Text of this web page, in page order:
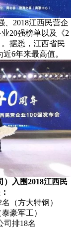
、2018江西民营企
20强榜单以及《2
据悉，江西省民
6年来最高值。
）入围2018江西民
（方大特钢）
豪军工）
司排18名